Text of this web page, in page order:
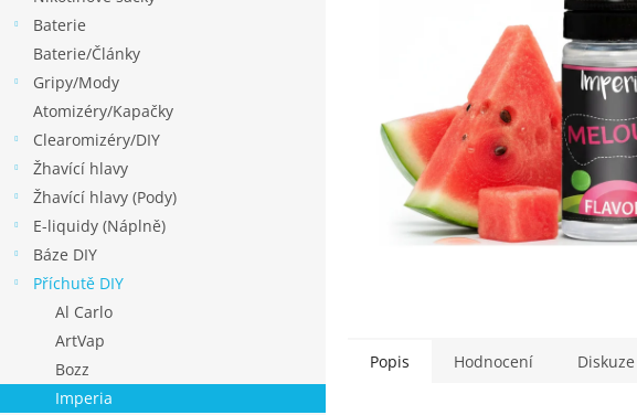
Baterie
Baterie/Články
Gripy/Mody
Atomizéry/Kapačky
Clearomizéry/DIY
Žhavící hlavy
Žhavící hlavy (Pody)
E-liquidy (Náplně)
Báze DIY
Příchutě DIY
Al Carlo
ArtVap
Bozz
Imperia
Popis Hodnocení Diskuze